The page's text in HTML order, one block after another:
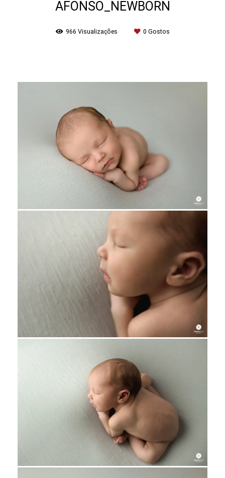
AFONSO_NEWBORN
966 Visualizações 0 Gostos